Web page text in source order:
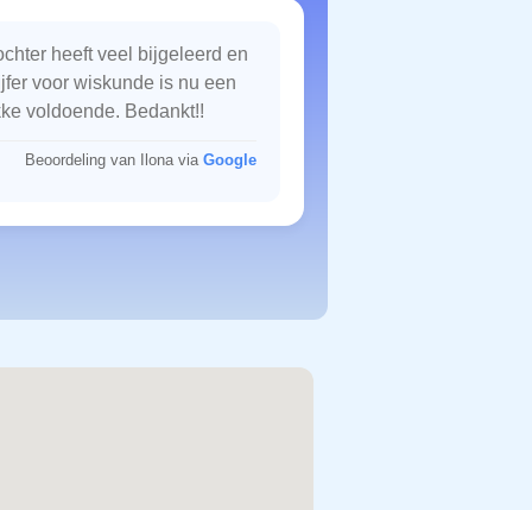
heeft veel bijgeleerd en
voor wiskunde is nu een
voldoende. Bedankt!!
Beoordeling van Ilona via Google